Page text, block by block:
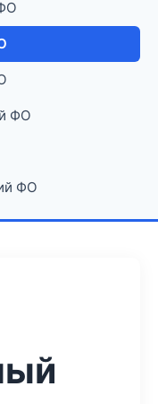
ФО
ФО